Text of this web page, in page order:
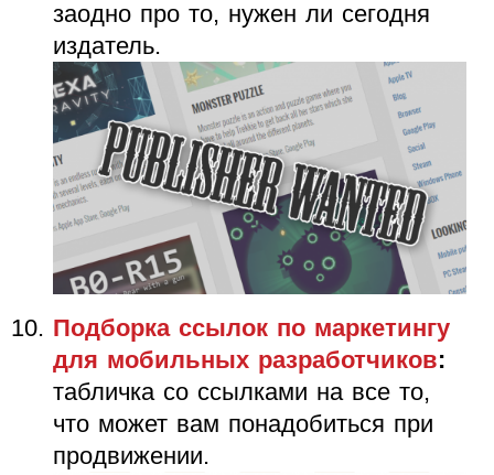
заодно про то, нужен ли сегодня
издатель.
Подборка ссылок по маркетингу
для мобильных разработчиков:
табличка со ссылками на все то,
что может вам понадобиться при
продвижении.